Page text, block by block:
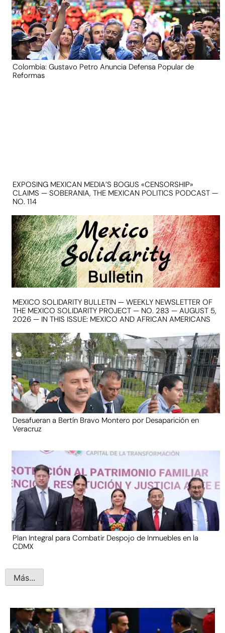
Colombia: Gustavo Petro Anuncia Defensa Popular de
Reformas
EXPOSING MEXICAN MEDIA’S BOGUS «CENSORSHIP»
CLAIMS — SOBERANIA, THE MEXICAN POLITICS PODCAST —
NO. 114
MEXICO SOLIDARITY BULLETIN — WEEKLY NEWSLETTER OF
THE MEXICO SOLIDARITY PROJECT — NO. 283 — AUGUST 5,
2026 — IN THIS ISSUE: MEXICO AND AFRICAN AMERICANS
Desafueran a Bertín Bravo Montero por Desaparición en
Veracruz
Plan Integral para Combatir Despojo de Inmuebles en la
CDMX
Más...